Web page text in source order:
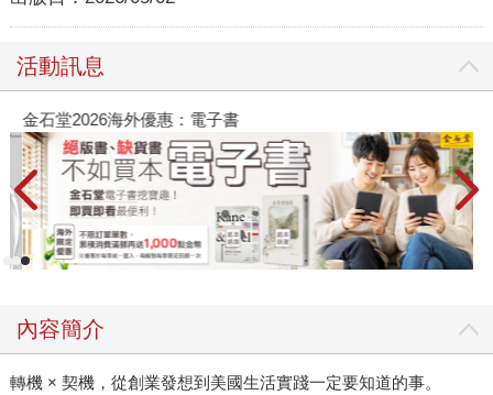
活動訊息
金石堂2026海外優惠：電子書
內容簡介
轉機 × 契機，從創業發想到美國生活實踐一定要知道的事。